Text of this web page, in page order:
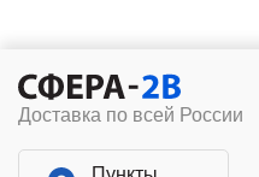
Доставка по всей России